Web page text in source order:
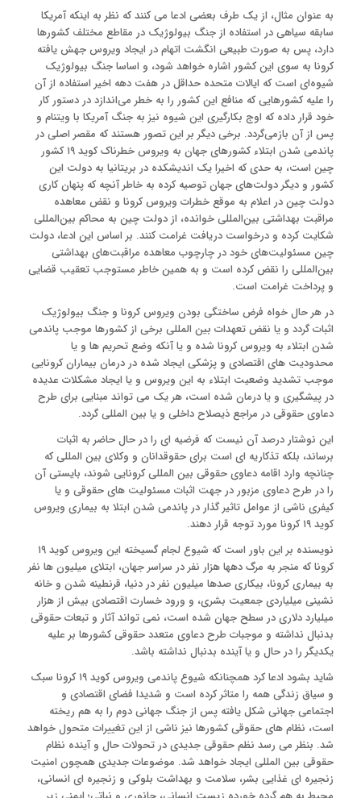
به عنوان مثال، از یک طرف بعضی ادعا می کنند که نظر به اینکه آمریکا
سابقه سیاهی در استفاده از جنگ بیولوژیک در مقاطع مختلف کشورها
دارد، پس به صورت طبیعی انگشت اتهام در ایجاد ویروس جهش یافته
کرونا به سوی این کشور اشاره خواهد شود، و اساسا جنگ بیولوژیک
شیوه‌ای است که ایالات متحده حداقل در هفت دهه اخیر استفاده از آن
را علیه کشور‌هایی که منافع این کشور را به خطر می‌اندازد در دستور کار
خود قرار داده که اوج بکارگیری این شیوه نیز به جنگ آمریکا با ویتنام و
پس از آن بازمی‌گردد. برخی دیگر بر این تصور هستند که مقصر اصلی در
پاندمی شدن ابتلاء کشورهای جهان به ویروس خطرناک کوید ۱۹ کشور
چین است، به حدی که اخیرا یک اندیشکده در بریتانیا به دولت این
کشور و دیگر دولت‌های جهان توصیه کرده به خاطر آنچه که پنهان کاری
دولت چین در اعلام به موقع خطرات ویروس کرونا و نقض معاهده
مراقبت بهداشتی بین‌المللی خوانده، از دولت چین به محاکم بین‌المللی
شکایت کرده و درخواست دریافت غرامت کنند. بر اساس این ادعا، دولت
چین مسئولیت‌های خود در چارچوب معاهده مراقبت‌های بهداشتی
بین‌المللی را نقض کرده است و به همین خاطر مستوجب تعقیب قضایی
و پرداخت غرامت است.
در هر حال خواه فرض ساختگی بودن ویروس کرونا و جنگ بیولوژیک
اثبات گردد و یا نقض تعهدات بین المللی برخی از کشورها موجب پاندمی
شدن ابتلاء به ویروس کرونا شده و یا آنکه وضع تحریم ها و یا
محدودیت های اقتصادی و پزشکی ایجاد شده در درمان بیماران کرونایی
موجب تشدید وضعیت ابتلاء به این ویروس و یا ایجاد مشکلات عدیده
در پیشگیری و یا درمان شده است، هر یک می تواند مبنایی برای طرح
دعاوی حقوقی در مراجع ذیصلاح داخلی و یا بین المللی گردد.
این نوشتار درصد آن نیست که فرضیه ای را در حال حاضر به اثبات
برساند، بلکه تذکاریه ای است برای حقوقدانان و وکلای بین المللی که
چنانچه وارد اقامه دعاوی حقوقی بین المللی کرونایی شوند، بایستی آن
را در طرح دعاوی مزبور در جهت اثبات مسئولیت های حقوقی و یا
کیفری ناشی از عوامل تاثیر گذار در پاندمی شدن ابتلا به بیماری ویروس
کوید ۱۹ کرونا مورد توجه قرار دهند.
نویسنده بر این باور است که شیوع لجام گسیخته این ویروس کوید ۱۹
کرونا که منجر به مرگ دهها هزار نفر در سراسر جهان، ابتلای میلیون ها نفر
به بیماری کرونا، بیکاری صدها میلیون نفر در دنیا، قرنطینه شدن و خانه
نشینی میلیاردی جمعیت بشری، و ورود خسارت اقتصادی بیش از هزار
میلیارد دلاری در سطح جهان شده است، نمی تواند آثار و تبعات حقوقی
بدنبال نداشته و موجبات طرح دعاوی متعدد حقوقی کشورها بر علیه
یکدیگر را در حال و یا آینده بدنبال نداشته باشد.
شاید بشود ادعا کرد همچنانکه شیوع پاندمی ویروس کوید ۱۹ کرونا سبک
و سیاق زندگی همه را متاثر کرده است و شدیدا فضای اقتصادی و
اجتماعی جهانی شکل یافته پس از جنگ جهانی دوم را به هم ریخته
است، نظام های حقوقی کشورها نیز ناشی از این تغییرات متحول خواهد
شد. بنظر می رسد نظم حقوقی جدیدی در تحولات حال و آینده نظام
حقوقی بین المللی ایجاد خواهد شد. موضوعات جدیدی همچون امنیت
زنجیره ای غذایی بشر، سلامت و بهداشت بلوکی و زنجیره ای انسانی،